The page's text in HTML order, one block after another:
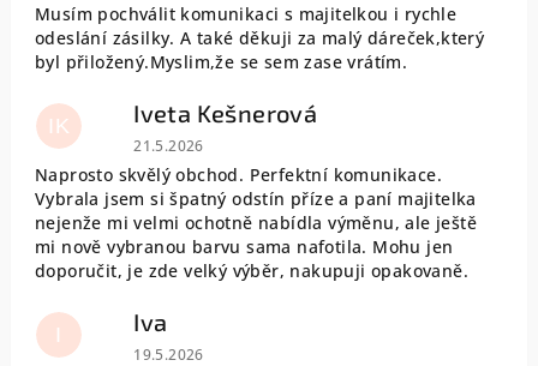
Musím pochválit komunikaci s majitelkou i rychle
odeslání zásilky. A také děkuji za malý dáreček,který
byl přiložený.Myslim,že se sem zase vrátím.
IK Iveta Kešnerová
Hodnocení obchodu je 5 z 5 hvězdiček.
21.5.2026
Naprosto skvělý obchod. Perfektní komunikace.
Vybrala jsem si špatný odstín příze a paní majitelka
nejenže mi velmi ochotně nabídla výměnu, ale ještě
mi nově vybranou barvu sama nafotila. Mohu jen
doporučit, je zde velký výběr, nakupuji opakovaně.
I Iva
Hodnocení obchodu je 5 z 5 hvězdiček.
19.5.2026